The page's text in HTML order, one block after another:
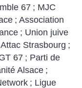
67 ; MJC
; Association
; Union juive
Strasbourg ;
67 ; Parti de
Alsace ;
; Ligue